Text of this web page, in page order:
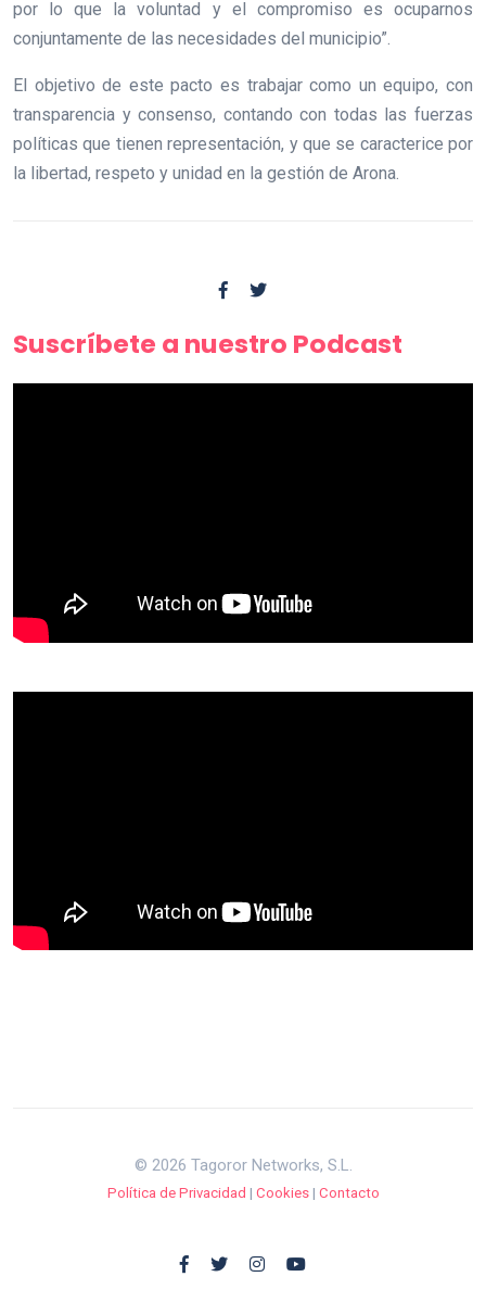
por lo que la voluntad y el compromiso es ocuparnos
conjuntamente de las necesidades del municipio”.
El objetivo de este pacto es trabajar como un equipo, con
transparencia y consenso, contando con todas las fuerzas
políticas que tienen representación, y que se caracterice por
la libertad, respeto y unidad en la gestión de Arona.
Suscríbete a nuestro Podcast
© 2026 Tagoror Networks, S.L.
Política de Privacidad | Cookies| Contacto